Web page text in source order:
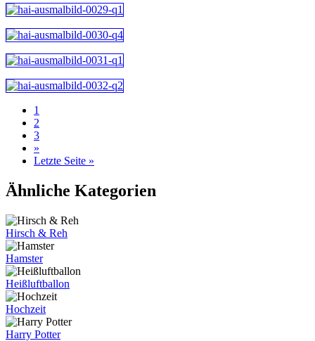
1
2
3
»
Letzte Seite »
Ähnliche Kategorien
Hirsch & Reh
Hamster
Heißluftballon
Hochzeit
Harry Potter